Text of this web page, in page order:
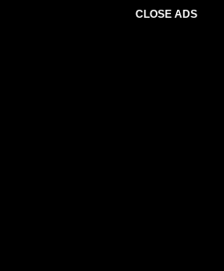
CLOSE ADS